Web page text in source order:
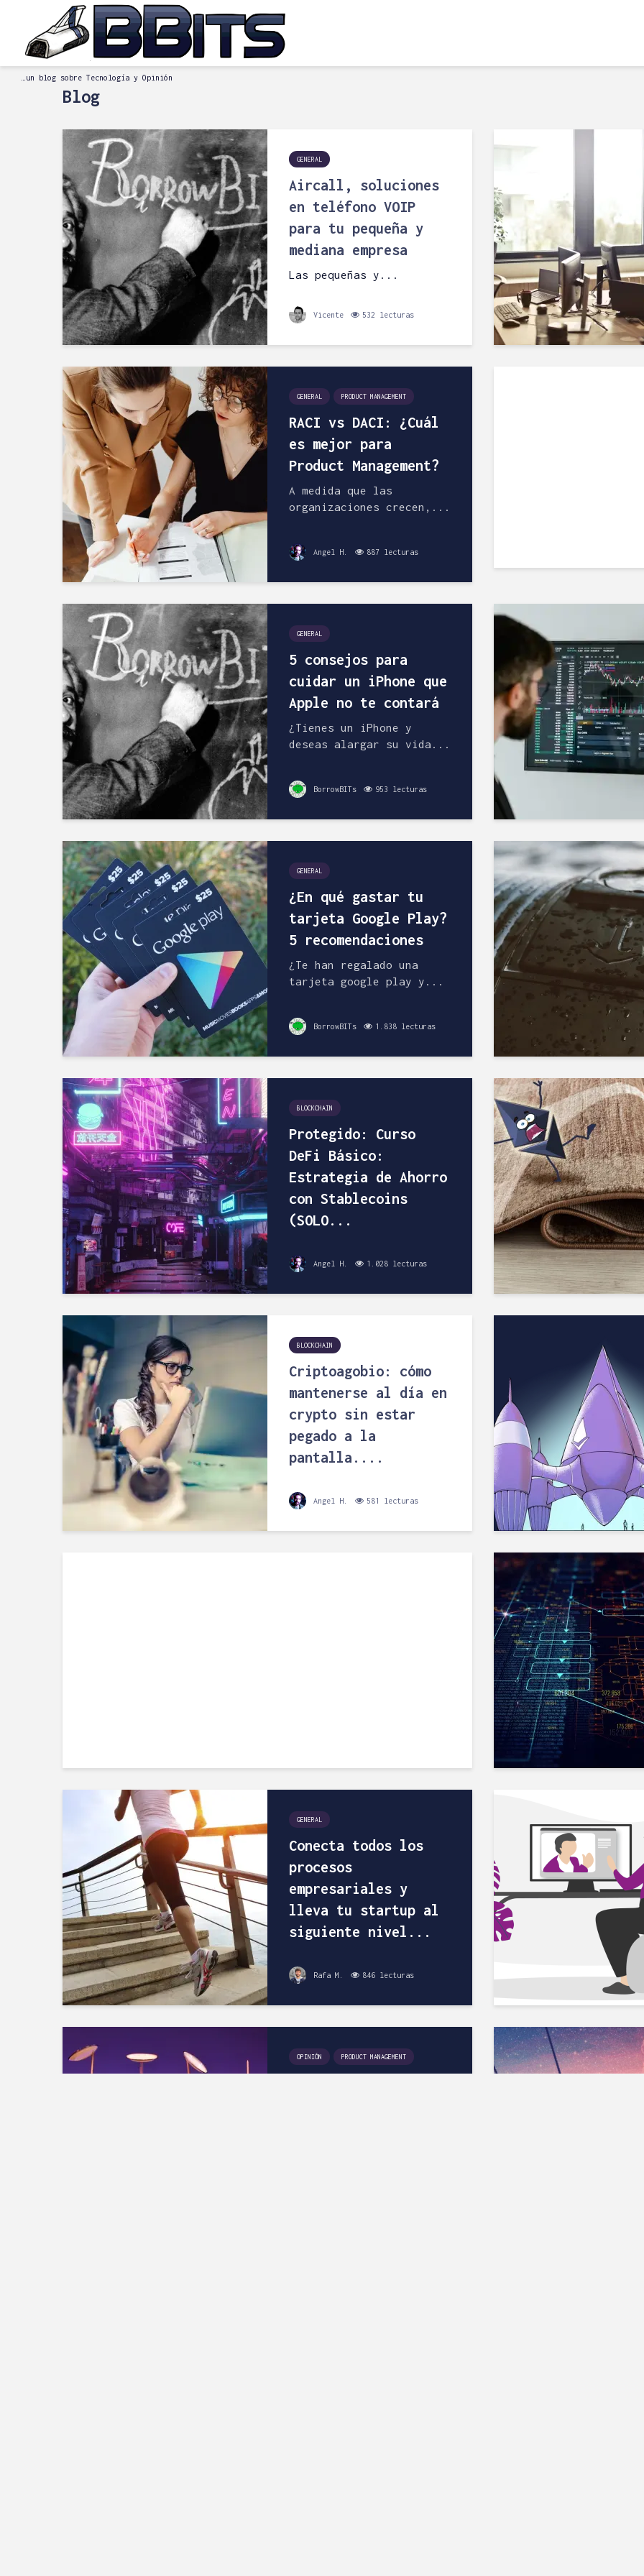
…un blog sobre Tecnología y Opinión
Blog
GENERAL
Aircall, soluciones
en teléfono VOIP
para tu pequeña y
mediana empresa
Las pequeñas y...
Vicente 532 lecturas
GENERAL PRODUCT MANAGEMENT
RACI vs DACI: ¿Cuál
es mejor para
Product Management?
A medida que las
organizaciones crecen,...
Angel H. 887 lecturas
GENERAL
5 consejos para
cuidar un iPhone que
Apple no te contará
¿Tienes un iPhone y
deseas alargar su vida...
BorrowBITs 953 lecturas
GENERAL
¿En qué gastar tu
tarjeta Google Play?
5 recomendaciones
¿Te han regalado una
tarjeta google play y...
BorrowBITs 1.838 lecturas
BLOCKCHAIN
Protegido: Curso
DeFi Básico:
Estrategia de Ahorro
con Stablecoins
(SOLO...
Angel H. 1.028 lecturas
BLOCKCHAIN
Criptoagobio: cómo
mantenerse al día en
crypto sin estar
pegado a la
pantalla....
Angel H. 581 lecturas
GENERAL
Conecta todos los
procesos
empresariales y
lleva tu startup al
siguiente nivel...
Rafa M. 846 lecturas
OPINIÓN PRODUCT MANAGEMENT